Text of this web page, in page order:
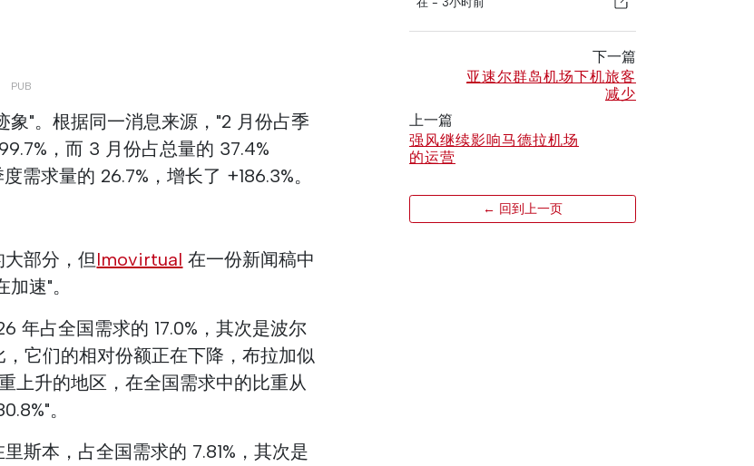
"。根据同一消息来源，"2 月份占季
，而 3 月份占总量的 37.4%
需求量的 26.7%，增长了 +186.3%。
部分，但Imovirtual 在一份新闻稿中
速"。
年占全国需求的 17.0%，其次是波尔
它们的相对份额正在下降，布拉加似
上升的地区，在全国需求中的比重从
。
斯本，占全国需求的 7.81%，其次是
下一篇
亚速尔群岛机场下机旅客
减少
上一篇
强风继续影响马德拉机场
的运营
← 回到上一页